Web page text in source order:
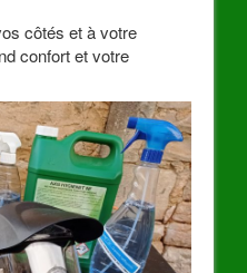
côtés et à votre
confort et votre